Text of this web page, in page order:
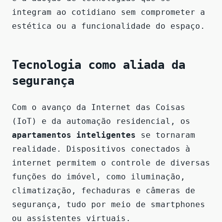
integram ao cotidiano sem comprometer a
estética ou a funcionalidade do espaço.
Tecnologia como aliada da
segurança
Com o avanço da Internet das Coisas
(IoT) e da automação residencial, os
apartamentos inteligentes se tornaram
realidade. Dispositivos conectados à
internet permitem o controle de diversas
funções do imóvel, como iluminação,
climatização, fechaduras e câmeras de
segurança, tudo por meio de smartphones
ou assistentes virtuais.